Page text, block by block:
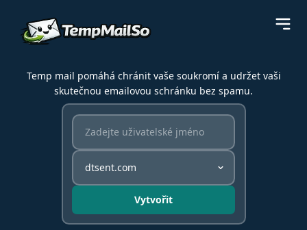
Temp mail pomáhá chránit vaše soukromí a udržet vaši
skutečnou emailovou schránku bez spamu.
Vytvořit